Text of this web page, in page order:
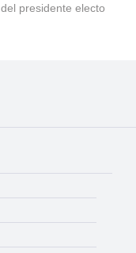
presidente electo